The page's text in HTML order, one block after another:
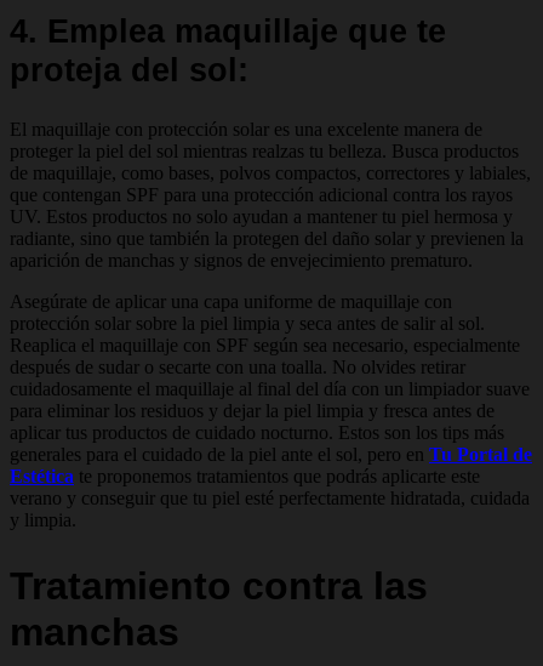
4. Emplea maquillaje que te
proteja del sol:
El maquillaje con protección solar es una excelente manera de
proteger la piel del sol mientras realzas tu belleza. Busca productos
de maquillaje, como bases, polvos compactos, correctores y labiales,
que contengan SPF para una protección adicional contra los rayos
UV. Estos productos no solo ayudan a mantener tu piel hermosa y
radiante, sino que también la protegen del daño solar y previenen la
aparición de manchas y signos de envejecimiento prematuro.
Asegúrate de aplicar una capa uniforme de maquillaje con
protección solar sobre la piel limpia y seca antes de salir al sol.
Reaplica el maquillaje con SPF según sea necesario, especialmente
después de sudar o secarte con una toalla. No olvides retirar
cuidadosamente el maquillaje al final del día con un limpiador suave
para eliminar los residuos y dejar la piel limpia y fresca antes de
aplicar tus productos de cuidado nocturno. Estos son los tips más
generales para el cuidado de la piel ante el sol, pero en Tu Portal de
Estética te proponemos tratamientos que podrás aplicarte este
verano y conseguir que tu piel esté perfectamente hidratada, cuidada
y limpia.
Tratamiento contra las
manchas